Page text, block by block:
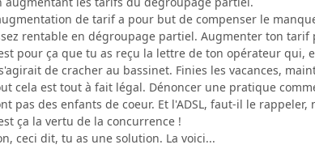
de tarif a pour but de compenser le
rentable en dégroupage partiel. Augmenter ton
pour ça que tu as reçu la lettre de ton opérateur
de cracher au bassinet. Finies les vacances,
cela est tout à fait légal. Dénoncer une pratique
pas des enfants de coeur. Et l'ADSL, faut-il le
ça la vertu de la concurrence !
ceci dit, tu as une solution. La voici...